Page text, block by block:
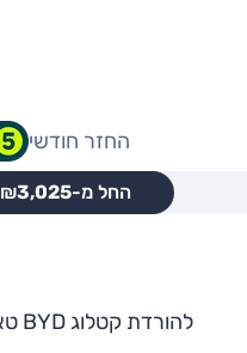
החזר חודשי
החל מ-₪3,025
להורדת קטלוג BYD טאנג